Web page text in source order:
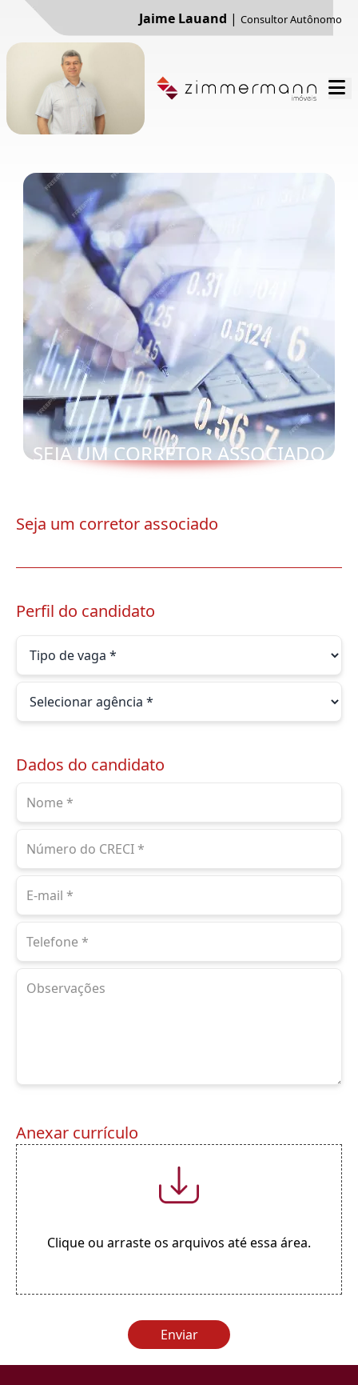
Jaime Lauand | Consultor Autônomo
SEJA UM CORRETOR ASSOCIADO
Seja um corretor associado
Perfil do candidato
Dados do candidato
Anexar currículo
Clique ou arraste os arquivos até essa área.
Enviar